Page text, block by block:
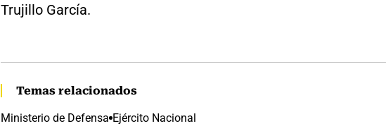
Trujillo García.
Temas relacionados
Ministerio de Defensa Ejército Nacional